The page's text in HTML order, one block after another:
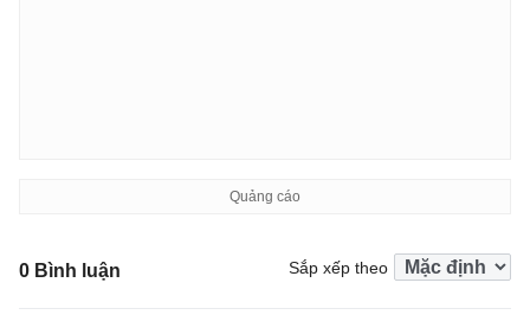
0 Bình luận Sắp xếp theo